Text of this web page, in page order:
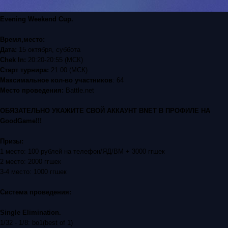
Evening Weekend Cup.
Время,место:
Дата: 15 октября, суббота
Chek In: 20:20-20:55 (МСК)
Старт турнира: 21:00 (МСК)
Максимальное кол-во участников: 64
Место проведения: Battle.net
ОБЯЗАТЕЛЬНО УКАЖИТЕ СВОЙ АККАУНТ BNET В ПРОФИЛЕ НА
GoodGame!!!
Призы:
1 место: 100 рублей на телефон/ЯД/ВМ + 3000 ггшек
2 место: 2000 ггшек
3-4 место: 1000 ггшек
Система проведения:
Single Elimination.
1/32 - 1/8: bo1(best of 1)